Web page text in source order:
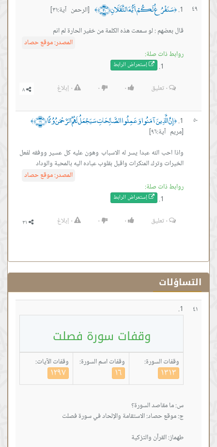
٤٩ ﴿سَنَفْرُغُ لَكُمْ أَيُّهَ الثَّقَلَانِ ﴿٣١﴾ ﴾
[الرحمن آية:٣١]
قال بعضهم : لو سمعت هذه الكلمة من خفير الحارة لم انم
المصدر:موقع حصاد
روابط ذات صلة:
إستعراض الرابط
٠تعليق ٠ ٠ ٠ إبلاغ
٥٠ ﴿إِنَّ الَّذِينَ آمَنُوا وَعَمِلُوا الصَّالِحَاتِ سَيَجْعَلُ لَهُمُ الرَّحْمَنُ وُدًّا ﴿٩٦﴾ ﴾
[مريم آية:٩٦]
واذا احب الله عبدا يسر له الاسباب وهون عليه كل عسير ووفقه لفعل
الخيرات وترك المنكرات واقبل بقلوب عباده اليه بالمحبة والوداد
المصدر:موقع حصاد
روابط ذات صلة:
إستعراض الرابط
٠تعليق ٠ ٠ ٠ إبلاغ
التساؤلات
٤١
وقفات سورة فصلت
وقفات السورة:
١٣١٣
وقفات اسم السورة:
١٦
وقفات الآيات:
١٢٩٧